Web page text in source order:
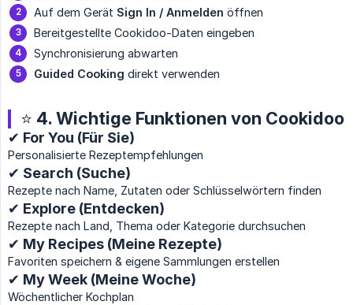
Auf dem Gerät Sign In / Anmelden öffnen
Bereitgestellte Cookidoo-Daten eingeben
Synchronisierung abwarten
Guided Cooking direkt verwenden
⭐ 4. Wichtige Funktionen von Cookidoo
✔ For You (Für Sie)
Personalisierte Rezeptempfehlungen
✔ Search (Suche)
Rezepte nach Name, Zutaten oder Schlüsselwörtern finden
✔ Explore (Entdecken)
Rezepte nach Land, Thema oder Kategorie durchsuchen
✔ My Recipes (Meine Rezepte)
Favoriten speichern & eigene Sammlungen erstellen
✔ My Week (Meine Woche)
Wöchentlicher Kochplan